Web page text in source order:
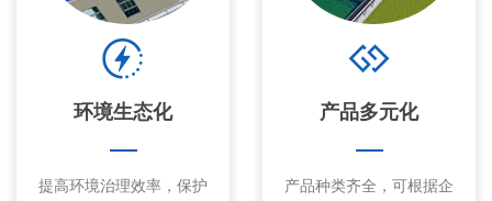
环境生态化
提高环境治理效率，保护
产品多元化
产品种类齐全，可根据企